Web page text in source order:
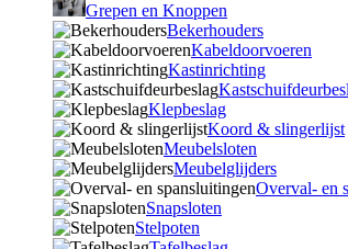
Grepen en Knoppen
Bekerhouders
Kabeldoorvoeren
Kastinrichting
Klepbeslag
Koord & slingerlijst
Meubelsloten
Meubelglijders
Overval- en
Snapsloten
Stelpoten